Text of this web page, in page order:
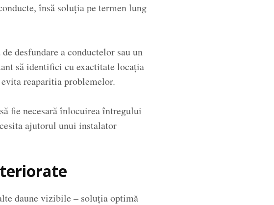
însă soluția pe termen lung
desfundare a conductelor sau un
să identifici cu exactitate locația
reaparitia problemelor.
fie necesară înlocuirea întregului
ajutorul unui instalator
daune vizibile – soluția optimă